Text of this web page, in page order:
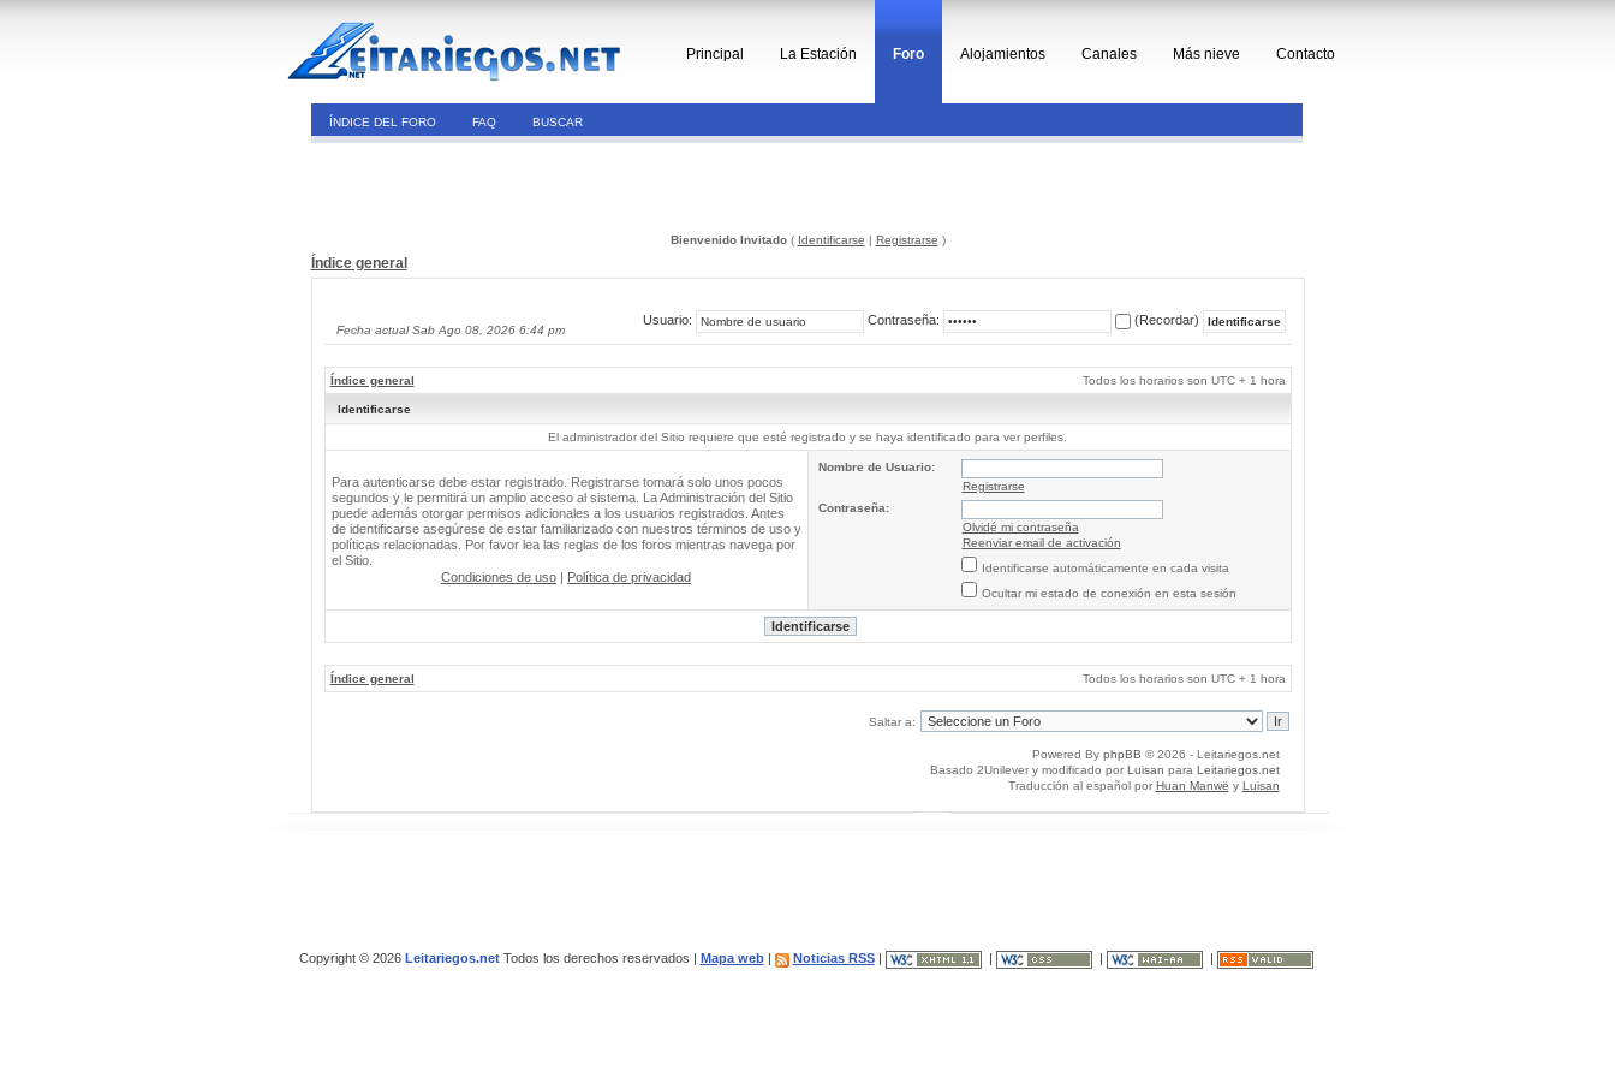
Principal La Estación Foro Alojamientos Canales Más nieve Contacto
ÍNDICE DEL FORO FAQ BUSCAR
Bienvenido Invitado( Identificarse | Registrarse )
Índice general
Fecha actual Sab Ago 08, 2026 6:44 pm
Usuario: Contraseña: (Recordar)
Índice general Todos los horarios son UTC + 1 hora
Identificarse
El administrador del Sitio requiere que esté registrado y se haya identificado para ver perfiles.
Para autenticarse debe estar registrado. Registrarse tomará solo unos pocos
segundos y le permitirá un amplio acceso al sistema. La Administración del Sitio
puede además otorgar permisos adicionales a los usuarios registrados. Antes
de identificarse asegúrese de estar familiarizado con nuestros términos de uso y
políticas relacionadas. Por favor lea las reglas de los foros mientras navega por
el Sitio.
Condiciones de uso | Política de privacidad
Nombre de Usuario:
Registrarse
Contraseña:
Olvidé mi contraseña
Reenviar email de activación
Identificarse automáticamente en cada visita
Ocultar mi estado de conexión en esta sesión
Índice general Todos los horarios son UTC + 1 hora
Saltar a:
Powered By phpBB © 2026 - Leitariegos.net
Basado 2Unilever y modificado por Luisan para Leitariegos.net
Traducción al español por Huan Manwë y Luisan
Copyright © 2026 Leitariegos.netTodos los derechos reservados | Mapa web| Noticias RSS|